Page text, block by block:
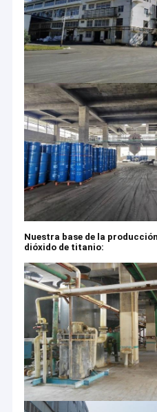
Nuestra base de la
dióxido de titanio: